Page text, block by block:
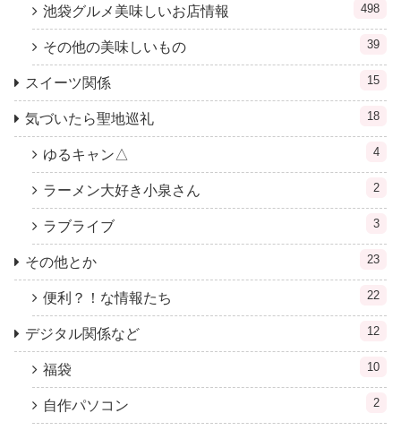
池袋グルメ美味しいお店情報 498
その他の美味しいもの 39
スイーツ関係 15
気づいたら聖地巡礼 18
ゆるキャン△ 4
ラーメン大好き小泉さん 2
ラブライブ 3
その他とか 23
便利？！な情報たち 22
デジタル関係など 12
福袋 10
自作パソコン 2